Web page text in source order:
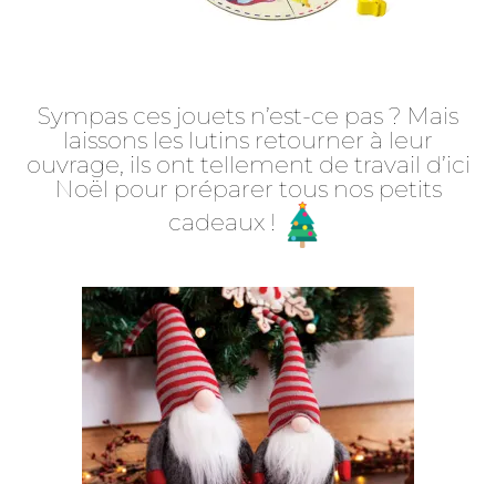
Sympas ces jouets n’est-ce pas ? Mais
laissons les lutins retourner à leur
ouvrage, ils ont tellement de travail d’ici
Noël pour préparer tous nos petits
cadeaux !